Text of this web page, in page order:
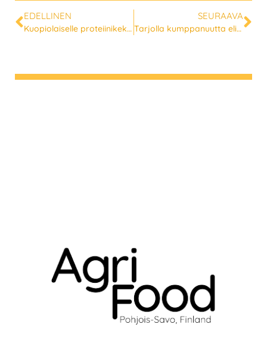
EDELLINEN
Kuopiolaiselle proteiinikeksille löytyy kysyntää
SEURAAVA
Tarjolla kumppanuutta elintarvikekehitykseen